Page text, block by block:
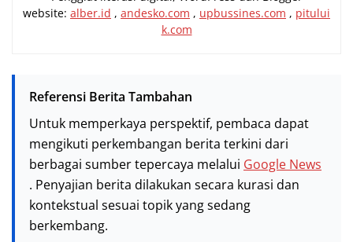
website: alber.id , andesko.com , upbussines.com , pitului
k.com
Referensi Berita Tambahan
Untuk memperkaya perspektif, pembaca dapat
mengikuti perkembangan berita terkini dari
berbagai sumber tepercaya melalui Google News
. Penyajian berita dilakukan secara kurasi dan
kontekstual sesuai topik yang sedang
berkembang.